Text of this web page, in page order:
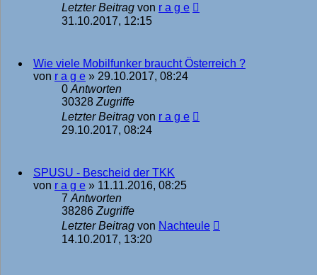
Letzter Beitrag von r a g e
31.10.2017, 12:15
Wie viele Mobilfunker braucht Österreich ?
von r a g e » 29.10.2017, 08:24
0Antworten
30328Zugriffe
Letzter Beitrag von r a g e
29.10.2017, 08:24
SPUSU - Bescheid der TKK
von r a g e » 11.11.2016, 08:25
7Antworten
38286Zugriffe
Letzter Beitrag von Nachteule
14.10.2017, 13:20